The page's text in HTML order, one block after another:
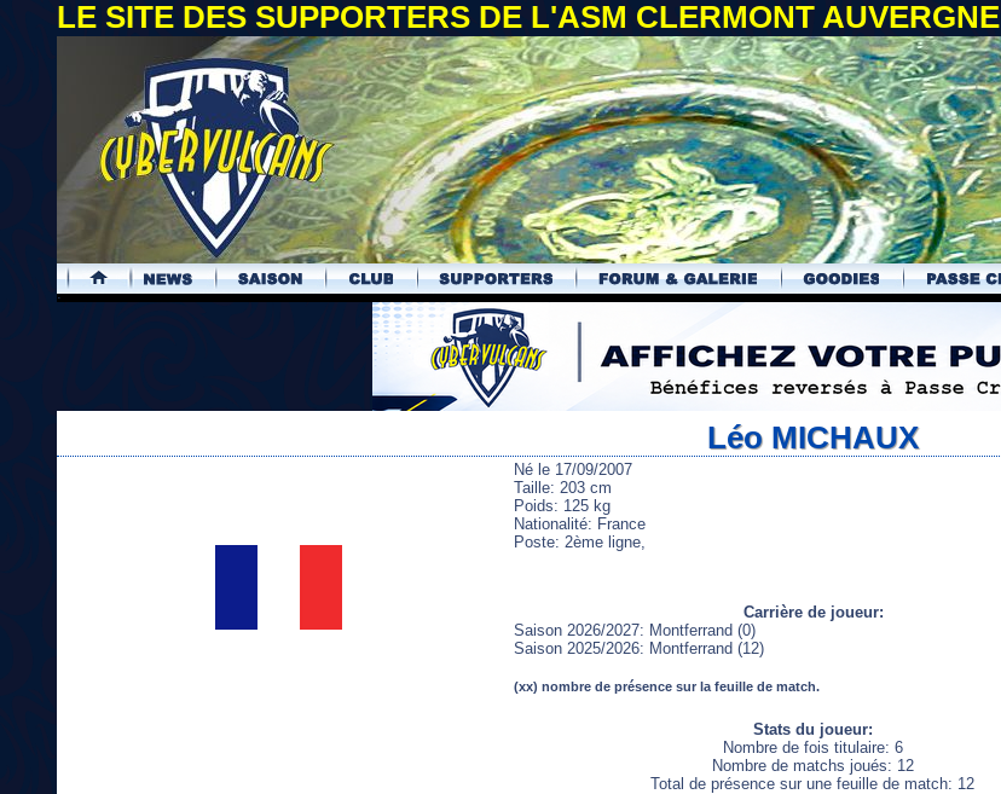
LE SITE DES SUPPORTERS DE L'ASM CLERMONT AUVERGNE
.
Léo MICHAUX
Né le 17/09/2007
Taille: 203 cm
Poids: 125 kg
Nationalité: France
Poste: 2ème ligne,
Carrière de joueur:
Saison 2026/2027: Montferrand (0)
Saison 2025/2026: Montferrand (12)
(xx) nombre de présence sur la feuille de match.
Stats du joueur:
Nombre de fois titulaire: 6
Nombre de matchs joués: 12
Total de présence sur une feuille de match: 12